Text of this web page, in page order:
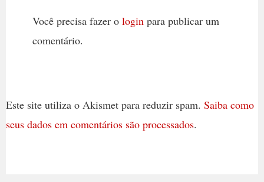
Você precisa fazer o login para publicar um
comentário.
Este site utiliza o Akismet para reduzir spam. Saiba como
seus dados em comentários são processados.